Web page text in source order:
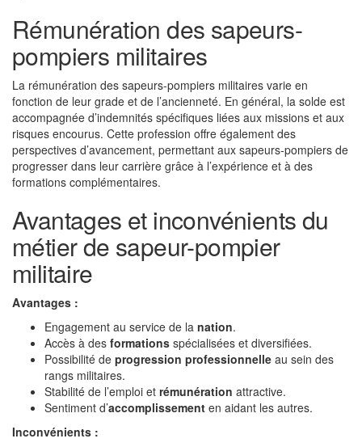
Rémunération des sapeurs-
pompiers militaires
La rémunération des sapeurs-pompiers militaires varie en
fonction de leur grade et de l’ancienneté. En général, la solde est
accompagnée d’indemnités spécifiques liées aux missions et aux
risques encourus. Cette profession offre également des
perspectives d’avancement, permettant aux sapeurs-pompiers de
progresser dans leur carrière grâce à l’expérience et à des
formations complémentaires.
Avantages et inconvénients du
métier de sapeur-pompier
militaire
Avantages :
Engagement au service de la nation.
Accès à des formations spécialisées et diversifiées.
Possibilité de progression professionnelle au sein des
rangs militaires.
Stabilité de l’emploi et rémunération attractive.
Sentiment d’accomplissement en aidant les autres.
Inconvénients :